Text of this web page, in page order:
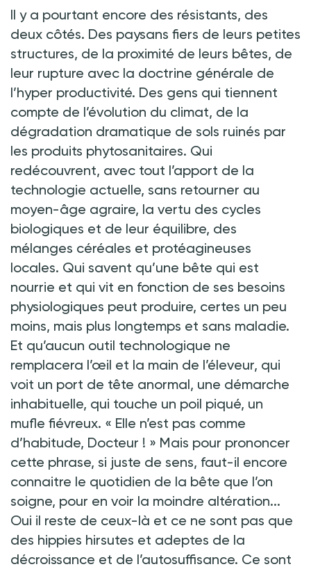
Il y a pourtant encore des résistants, des
deux côtés. Des paysans fiers de leurs petites
structures, de la proximité de leurs bêtes, de
leur rupture avec la doctrine générale de
l’hyper productivité. Des gens qui tiennent
compte de l’évolution du climat, de la
dégradation dramatique de sols ruinés par
les produits phytosanitaires. Qui
redécouvrent, avec tout l’apport de la
technologie actuelle, sans retourner au
moyen-âge agraire, la vertu des cycles
biologiques et de leur équilibre, des
mélanges céréales et protéagineuses
locales. Qui savent qu’une bête qui est
nourrie et qui vit en fonction de ses besoins
physiologiques peut produire, certes un peu
moins, mais plus longtemps et sans maladie.
Et qu’aucun outil technologique ne
remplacera l’œil et la main de l’éleveur, qui
voit un port de tête anormal, une démarche
inhabituelle, qui touche un poil piqué, un
mufle fiévreux. « Elle n’est pas comme
d’habitude, Docteur ! » Mais pour prononcer
cette phrase, si juste de sens, faut-il encore
connaitre le quotidien de la bête que l’on
soigne, pour en voir la moindre altération...
Oui il reste de ceux-là et ce ne sont pas que
des hippies hirsutes et adeptes de la
décroissance et de l’autosuffisance. Ce sont